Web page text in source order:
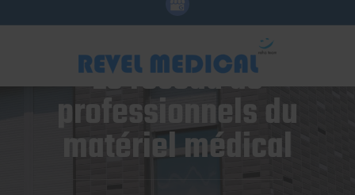
Le réseau de
professionnels du
matériel médical